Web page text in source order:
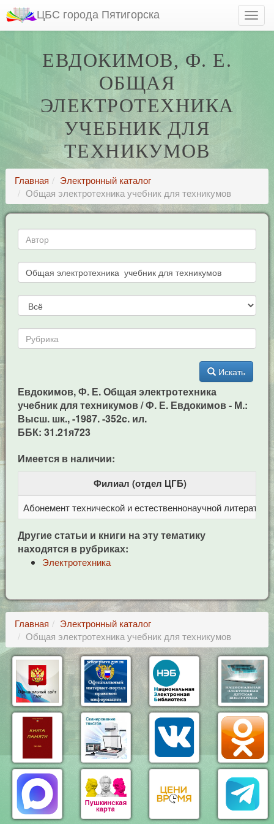
ЦБС города Пятигорска
ЕВДОКИМОВ, Ф. Е.
ОБЩАЯ
ЭЛЕКТРОТЕХНИКА
УЧЕБНИК ДЛЯ
ТЕХНИКУМОВ
Главная
Электронный каталог
Общая электротехника учебник для техникумов
Искать
Евдокимов, Ф. Е. Общая электротехника
учебник для техникумов / Ф. Е. Евдокимов - М.:
Высш. шк., -1987. -352c. ил.
ББК: 31.21я723
Имеется в наличии:
Филиал (отдел ЦГБ)
Абонемент технической и естественнонаучной литерат
Другие статьи и книги на эту тематику
находятся в рубриках:
Электротехника
Главная
Электронный каталог
Общая электротехника учебник для техникумов